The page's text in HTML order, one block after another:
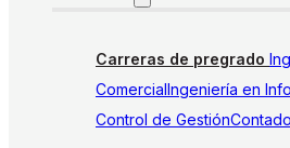
Carreras de pregrado
ComercialIngeniería en
Control de Gestión